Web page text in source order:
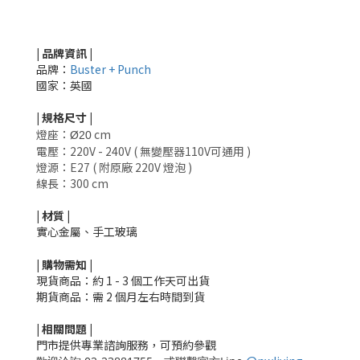
| 品牌資訊 |
品牌： Buster + Punch
國家：英國
| 規格尺寸 |
燈座： Ø20cm
電壓：220V - 240V ( 無變壓器110V可通用 )
燈源：E27 ( 附原廠 220V 燈泡 )
線長：300 cm
| 材質 |
實心金屬、手工玻璃
| 購物需知 |
現貨商品：約 1 - 3 個工作天可出貨
期貨商品：需 2 個月左右時間到貨
| 相關問題 |
門市提供專業諮詢服務，可預約參觀